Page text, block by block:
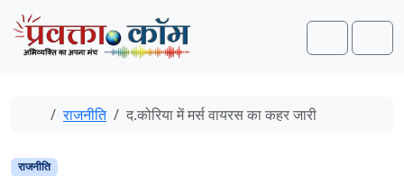
Skip to content
Skip to footer
Search
Home
राजनीति द.कोरिया में मर्स वायरस का कहर जारी
राजनीति